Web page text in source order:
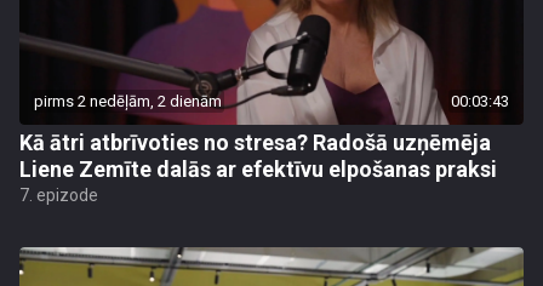
pirms 2 nedēļām, 2 dienām 00:03:43
Kā ātri atbrīvoties no stresa? Radošā uzņēmēja
Liene Zemīte dalās ar efektīvu elpošanas praksi
7. epizode